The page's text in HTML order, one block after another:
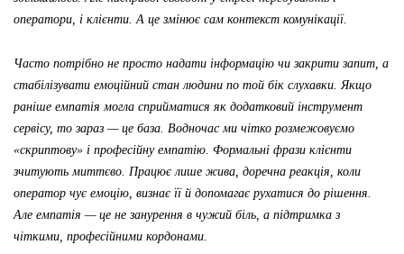
оператори, і клієнти. А це змінює сам контекст комунікації.
Часто потрібно не просто надати інформацію чи закрити запит, а
стабілізувати емоційний стан людини по той бік слухавки. Якщо
раніше емпатія могла сприйматися як додатковий інструмент
сервісу, то зараз — це база. Водночас ми чітко розмежовуємо
«скриптову» і професійну емпатію. Формальні фрази клієнти
зчитують миттєво. Працює лише жива, доречна реакція, коли
оператор чує емоцію, визнає її й допомагає рухатися до рішення.
Але емпатія — це не занурення в чужий біль, а підтримка з
чіткими, професійними кордонами.